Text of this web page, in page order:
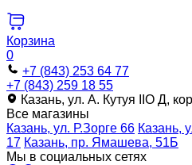
Корзина
0
+7 (843) 253 64 77
+7 (843) 259 18 55
Казань, ул. А. Кутуя IIO Д,
Все магазины
Казань, ул. Р.Зорге 66 Казань,
17 Казань, пр. Ямашева, 51Б
Мы в социальных сетях